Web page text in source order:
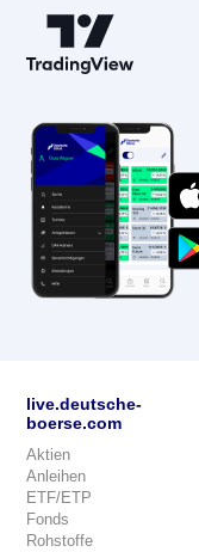
live.deutsche-
boerse.com
Aktien
Anleihen
ETF/ETP
Fonds
Rohstoffe